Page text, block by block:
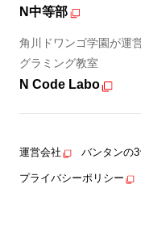
N中等部
角川ドワンゴ学園が運
グラミング教室
N Code Labo
運営会社 バンタンの
プライバシーポリシー